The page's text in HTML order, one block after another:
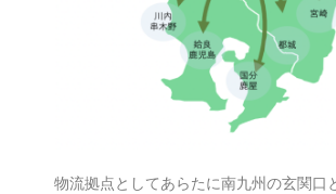
物流拠点としてあらたに南九州の玄関口